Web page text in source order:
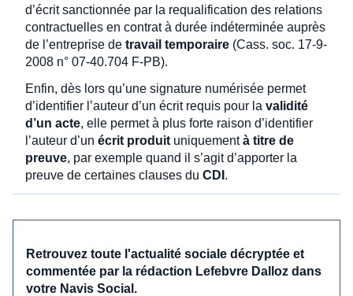
d’écrit sanctionnée par la requalification des relations
contractuelles en contrat à durée indéterminée auprès
de l’entreprise de travail temporaire (Cass. soc. 17-9-
2008 n° 07-40.704 F-PB).
Enfin, dès lors qu’une signature numérisée permet
d’identifier l’auteur d’un écrit requis pour la validité
d’un acte, elle permet à plus forte raison d’identifier
l’auteur d’un écrit produit uniquementà titre de
preuve, par exemple quand il s’agit d’apporter la
preuve de certaines clauses du CDI .
Retrouvez toute l'actualité sociale décryptée et
commentée par la rédaction Lefebvre Dalloz dans
votre Navis Social.